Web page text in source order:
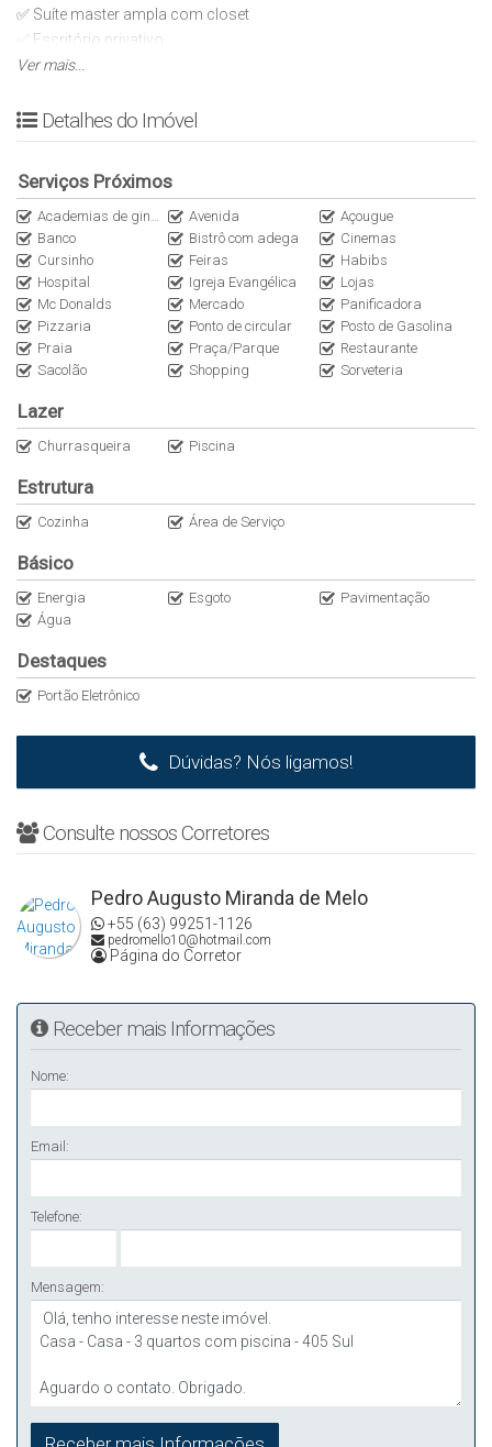
✅ Suíte master ampla com closet
✅ Escritório privativo
✅ Sala ampla
✅ Área de serviço espaçosa
✅ Despensa interna e despensa externa
DIFERENCIAIS E ÁREA DE LAZER
✅ Piscina de 8 m x 4 m
✅ Amplo quintal com paisagismo
TAMANHOS
✅ Área construída: 228 m²
✔️ 405 Sul – Palmas/TO
VALOR
💰 R$ 900.000,00
CONTATO
(63) 3225-2383 – Alugar Imóveis
Ver mais...
Detalhes do Imóvel
Serviços Próximos
Academias de ginástica Avenida
Açougue
Banco
Bistrô com adega
Cinemas
Cursinho
Feiras
Habibs
Hospital
Igreja Evangélica
Lojas
Mc Donalds
Mercado
Panificadora
Pizzaria
Ponto de circular
Posto de Gasolina
Praia
Praça/Parque
Restaurante
Sacolão
Shopping Sorveteria
Lazer
Churrasqueira Piscina
Estrutura
Cozinha Área de Serviço
Básico
Energia Esgoto
Pavimentação
Água
Destaques
Portão Eletrônico
Dúvidas? Nós ligamos!
Consulte nossos Corretores
Pedro Augusto Miranda de Melo
+55 (63) 99251-1126
pedromello10@hotmail.com
Página do Corretor
Receber mais Informações
Nome:
Email:
Telefone:
Mensagem: